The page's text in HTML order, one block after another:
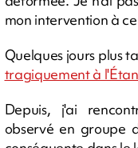
mon intervention à
Quelques jours plus
tragiquement à
Depuis, j'ai
observé en groupe